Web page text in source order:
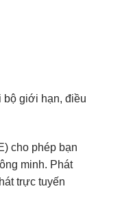
bộ giới hạn, điều
cho phép bạn
minh. Phát
trực tuyến